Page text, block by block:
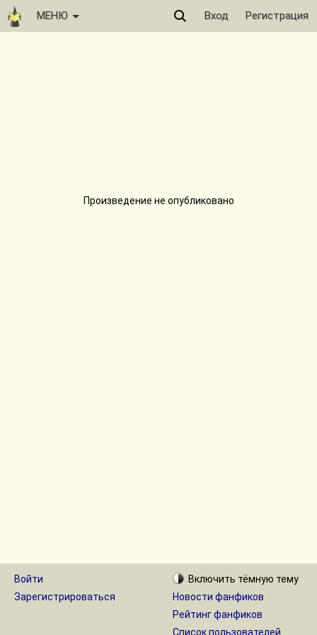
МЕНЮ Вход Регистрация
Произведение не опубликовано
Войти
Зарегистрироваться
Включить тёмную тему
Новости фанфиков
Рейтинг фанфиков
Список пользователей